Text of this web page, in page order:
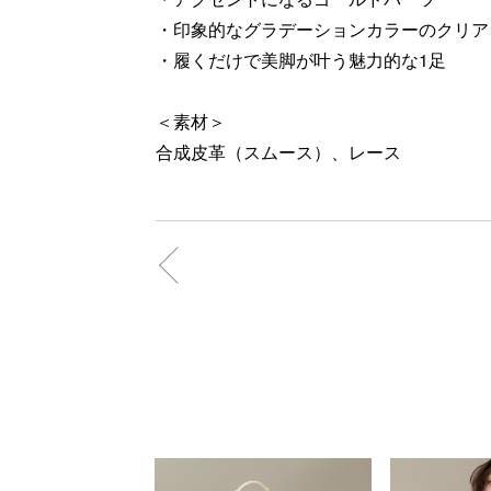
・印象的なグラデーションカラーのクリ
・履くだけで美脚が叶う魅力的な1足
＜素材＞
合成皮革（スムース）、レース